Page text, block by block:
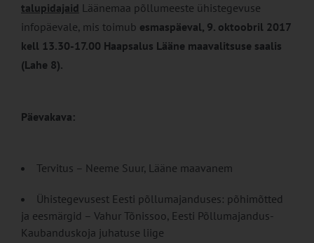
talupidajaid Läänemaa põllumeeste ühistegevuse
infopäevale, mis toimub esmaspäeval, 9. oktoobril 2017
kell 13.30-17.00 Haapsalus Lääne maavalitsuse saalis
(Lahe 8).
Päevakava:
Tervitus – Neeme Suur, Lääne maavanem
Ühistegevusest Eesti põllumajanduses: põhimõtted
ja eesmärgid – Vahur Tõnissoo, Eesti Põllumajandus-
Kaubanduskoja juhatuse liige